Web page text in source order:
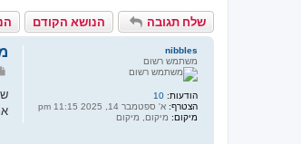
שלח תגובה הנושא הקודם
nibbles
משתמש רשום
הודעות: 10
הצטרף: א' ספטמבר 14, 2025 11:15 pm
מיקום: מיקום, מיקום